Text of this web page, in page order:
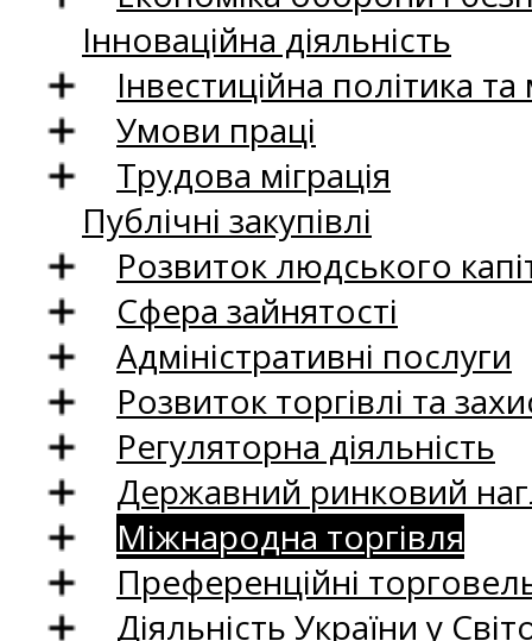
Інноваційна діяльність
Інвестиційна політика
Умови праці
Трудова міграція
Публічні закупівлі
Розвиток людського
Сфера зайнятості
Адміністративні послуги
Розвиток торгівлі та
Регуляторна діяльність
Державний ринковий
Міжнародна торгівля
Преференційні
Діяльність України у